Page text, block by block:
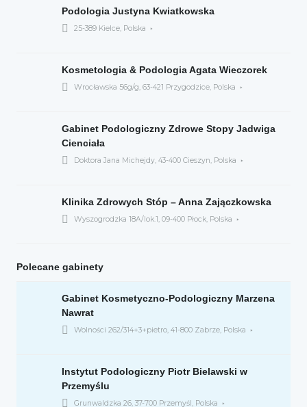
Podologia Justyna Kwiatkowska
25-389 Kielce, Polska
Kosmetologia & Podologia Agata Wieczorek
Wrocławska 56g/g, 63-421 Przygodzice, Polska
Gabinet Podologiczny Zdrowe Stopy Jadwiga
Cienciała
Doktora Jana Michejdy, 43-400 Cieszyn, Polska
Klinika Zdrowych Stóp – Anna Zajączkowska
Wyszogrodzka 18A/lok.1, 09-400 Płock, Polska
Polecane gabinety
Gabinet Kosmetyczno-Podologiczny Marzena
Nawrat
Wolności 262/314+3+pietro, 41-800 Zabrze, Polska
Instytut Podologiczny Piotr Bielawski w
Przemyślu
Grunwaldzka 26, 37-700 Przemyśl, Polska